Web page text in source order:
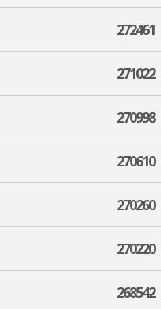
272461
271022
270998
270610
270260
270220
268542